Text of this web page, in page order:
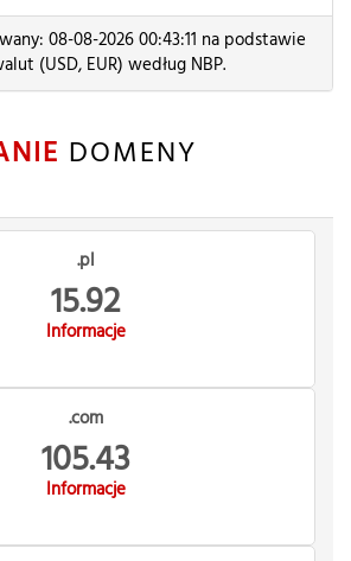
08-08-2026 00:43:11 na podstawie
(USD, EUR) według NBP.
DOMENY
.pl
15.92
Informacje
.com
105.43
Informacje